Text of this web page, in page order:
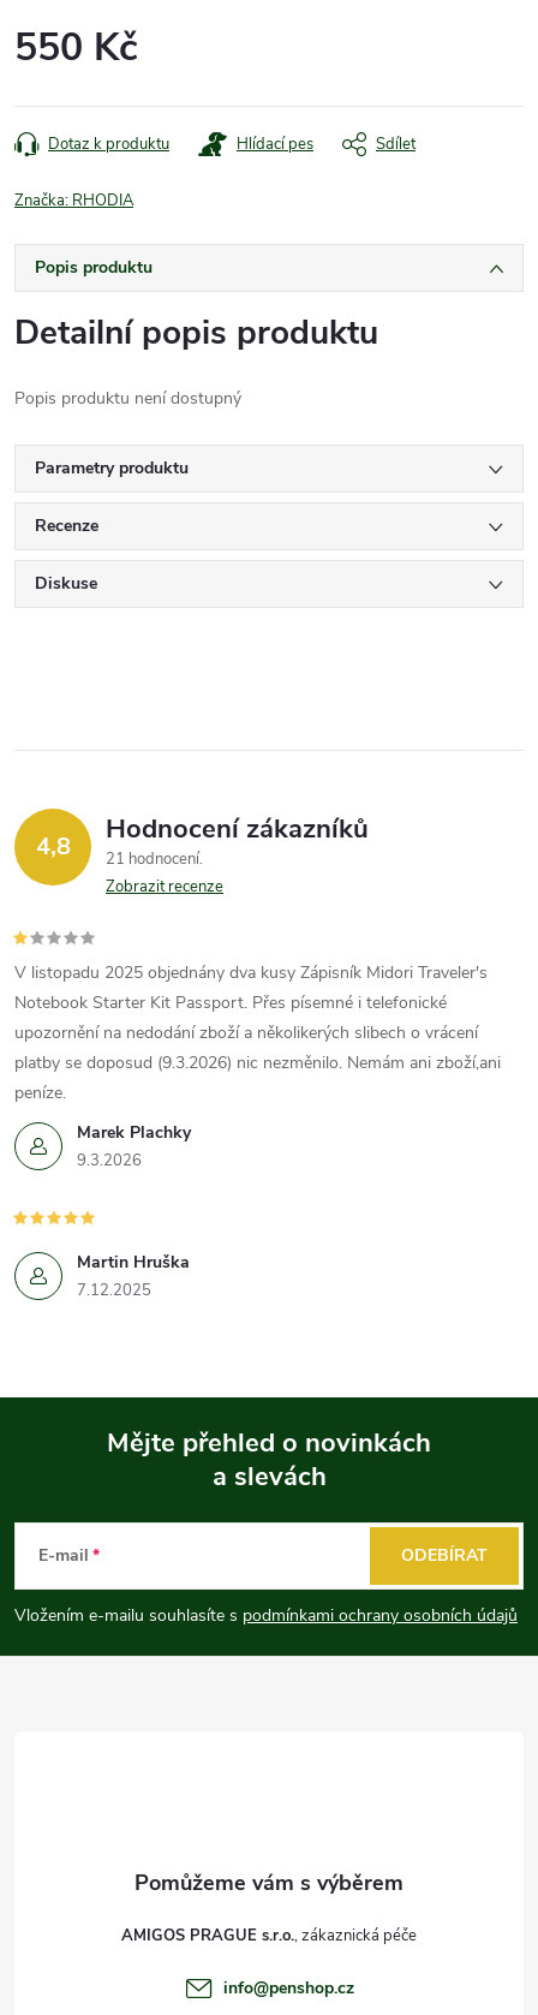
550 Kč
cena:
Dotaz k produktu Hlídací pes Sdílet
Značka: RHODIA
Popis produktu
Detailní popis produktu
Popis produktu není dostupný
Parametry produktu
Recenze
Diskuse
4,8 Hodnocení zákazníků
21 hodnocení
Zobrazit recenze
Marek Plachky
9.3.2026
V listopadu 2025 objednány dva kusy Zápisník Midori Traveler's
Notebook Starter Kit Passport. Přes písemné i telefonické
upozornění na nedodání zboží a několikerých slibech o vrácení
platby se doposud (9.3.2026) nic nezměnilo. Nemám ani zboží,ani
peníze.
Martin Hruška
7.12.2025
p
a
Mějte přehled o novinkách
a slevách
E-mail
Vložením e-mailu souhlasíte s podmínkami ochrany osobních údajů
ODEBÍRAT
AMIGOS PRAGUE s.r.o.
info@penshop.cz